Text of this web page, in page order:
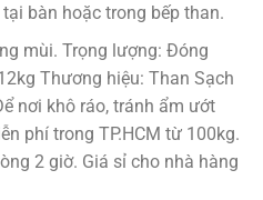
bàn hoặc trong bếp than.
mùi. Trọng lượng: Đóng
Thương hiệu: Than Sạch
nơi khô ráo, tránh ẩm ướt
phí trong TP.HCM từ 100kg.
2 giờ. Giá sỉ cho nhà hàng